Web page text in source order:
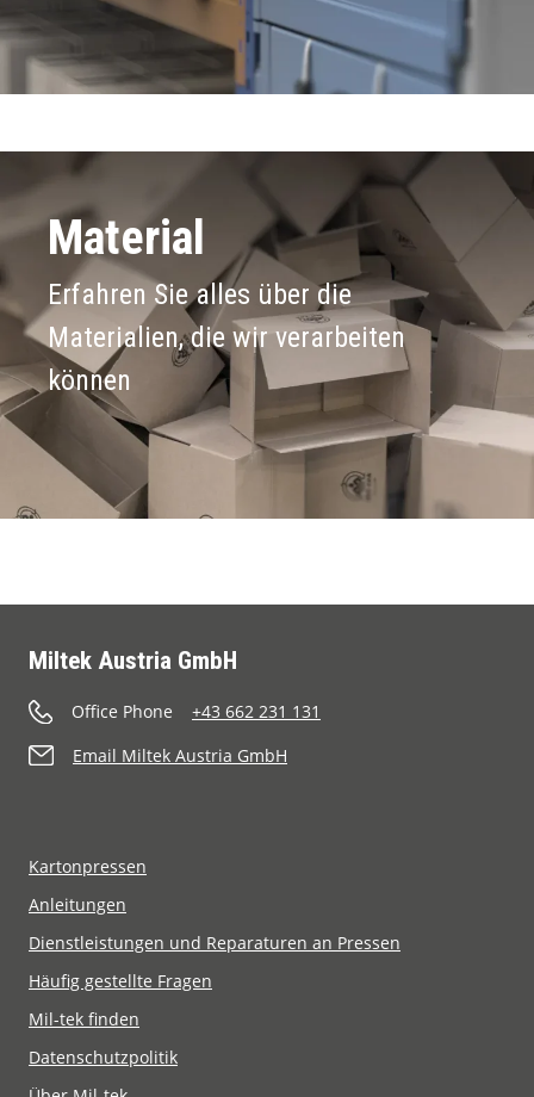
Material
Erfahren Sie alles über die
Materialien, die wir verarbeiten
können
Miltek Austria GmbH
Office Phone
+43 662 231 131
Email Miltek Austria GmbH
Kartonpressen
Anleitungen
Dienstleistungen und Reparaturen an Pressen
Häufig gestellte Fragen
Mil-tek finden
Datenschutzpolitik